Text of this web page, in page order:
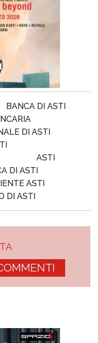
BANCA DI ASTI
DI ASTI
ASTI
DI ASTI
ASTI
DI ASTI